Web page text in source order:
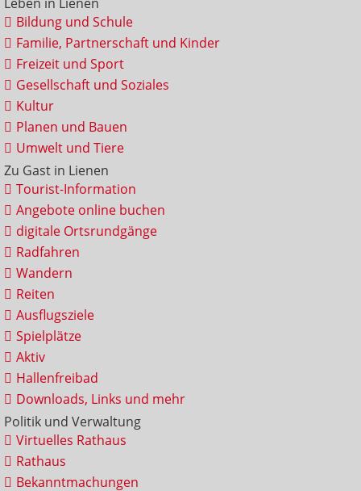
Bildung und Schule
Familie, Partnerschaft und Kinder
Freizeit und Sport
Gesellschaft und Soziales
Kultur
Planen und Bauen
Umwelt und Tiere
Zu Gast in Lienen
Tourist-Information
Angebote online buchen
digitale Ortsrundgänge
Radfahren
Wandern
Reiten
Ausflugsziele
Spielplätze
Aktiv
Hallenfreibad
Downloads, Links und mehr
Politik und Verwaltung
Virtuelles Rathaus
Rathaus
Bekanntmachungen